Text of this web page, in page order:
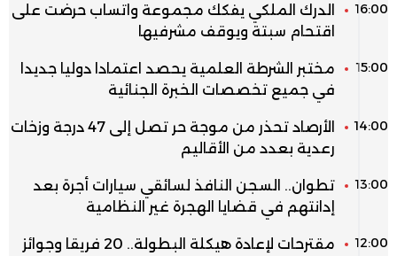
16:00
الدرك الملكي يفكك مجموعة واتساب حرضت على
اقتحام سبتة ويوقف مشرفيها
15:00
مختبر الشرطة العلمية يحصد اعتمادا دوليا جديدا
في جميع تخصصات الخبرة الجنائية
14:00
الأرصاد تحذر من موجة حر تصل إلى 47 درجة وزخات
رعدية بعدد من الأقاليم
13:00
تطوان.. السجن النافذ لسائقي سيارات أجرة بعد
إدانتهم في قضايا الهجرة غير النظامية
12:00
مقترحات لإعادة هيكلة البطولة.. 20 فريقا وجوائز